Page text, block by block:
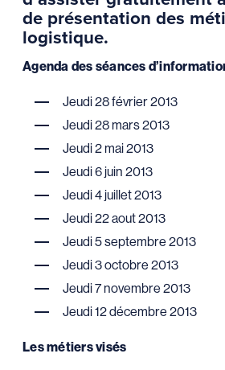
de présentation des
logistique.
Agenda des séances
Jeudi 28 février 2013
Jeudi 28 mars 2013
Jeudi 2 mai 2013
Jeudi 6 juin 2013
Jeudi 4 juillet 2013
Jeudi 22 aout 2013
Jeudi 5 septembre 2013
Jeudi 3 octobre 2013
Jeudi 7 novembre 2013
Jeudi 12 décembre 2013
Les métiers visés